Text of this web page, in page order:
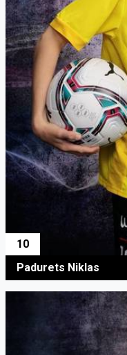
10
Padurets Niklas